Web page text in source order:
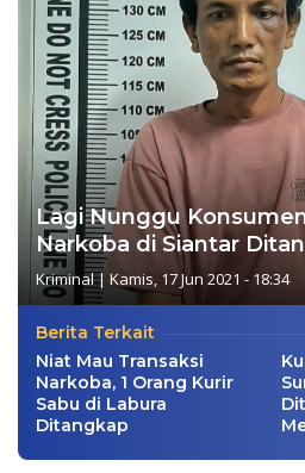
Lagi Nunggu
Narkoba di Siantar
Kriminal| Kamis, 17 Jun 2021 - 18:34
Berita Terkait
Niat Mau Transaksi
Narkoba, 1 Orang Kurir
Sabu di Labura
Ditangkap